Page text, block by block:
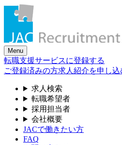
Menu
転職支援サービスに登録する
ご登録済みの方求人紹介を申し込
求人検索
転職希望者
採用担当者
会社概要
JACで働きたい方
FAQ